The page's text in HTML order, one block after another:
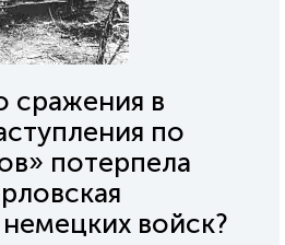
сражения в
по
потерпела
войск?